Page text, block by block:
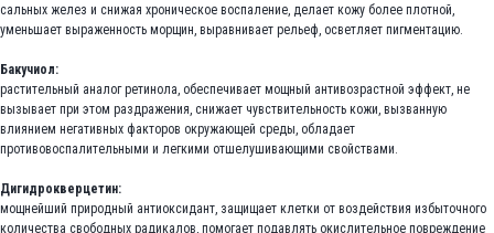
сальных желез и снижая хроническое воспаление, делает кожу более плотной,
уменьшает выраженность морщин, выравнивает рельеф, осветляет пигментацию.
Бакучиол:
растительный аналог ретинола, обеспечивает мощный антивозрастной эффект, не
вызывает при этом раздражения, снижает чувствительность кожи, вызванную
влиянием негативных факторов окружающей среды, обладает
противовоспалительными и легкими отшелушивающими свойствами.
Дигидрокверцетин:
мощнейший природный антиоксидант, защищает клетки от воздействия избыточного
количества свободных радикалов, помогает подавлять окислительное повреждение